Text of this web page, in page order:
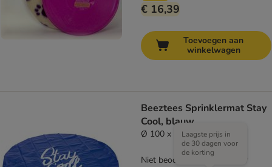
€ 16,39
Toevoegen aan
winkelwagen
Beeztees Sprinklermat Stay
Cool, blauw
Ø 100 x H 5 cmLaagste prijs in
de 30 dagen voor
de korting
Niet beoordeeld